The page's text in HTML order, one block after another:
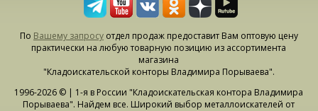
По Вашему запросуотдел продаж предоставит Вам оптовую цену
практически на любую товарную позицию из ассортимента
магазина
"Кладоискательской конторы Владимира Порываева".
1996-2026 © | 1-я в России "Кладоискательская контора Владимира
Порываева". Найдем все. Широкий выбор металлоискателей от